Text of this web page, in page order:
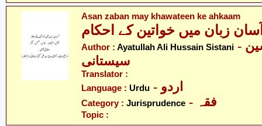
Asan zaban may khawateen ke ahkaam
زبان میں خواتین کے احکام
Author : Ayatullah Ali Hussain Sistani - آیت اللہ علی حسین
سیستانی
Translator :
Language : Urdu - اردو
Category : Jurisprudence - فقہ
Topic :